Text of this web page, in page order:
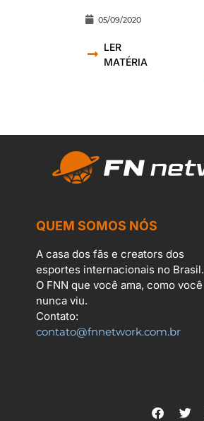
05/09/2020
LER
MATÉRIA
QUEM SOMOS NÓS
A casa dos fãs e creators dos
esportes internacionais no Brasil.
O FNN que você ama, como você
nunca viu.
Contato:
contato@fnnetwork.com.br